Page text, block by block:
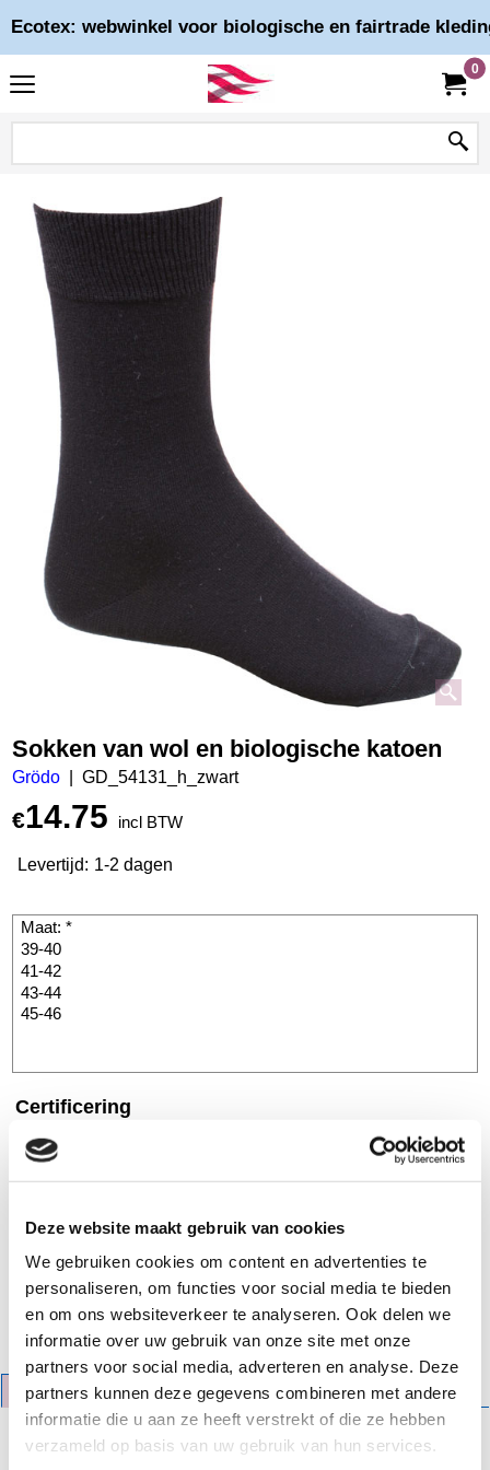
Deze website maakt gebruik van cookies
We gebruiken cookies om content en advertenties te
personaliseren, om functies voor social media te bieden
en om ons websiteverkeer te analyseren. Ook delen we
informatie over uw gebruik van onze site met onze
partners voor social media, adverteren en analyse. Deze
partners kunnen deze gegevens combineren met andere
informatie die u aan ze heeft verstrekt of die ze hebben
verzameld op basis van uw gebruik van hun services.
Ecotex: webwinkel voor biologische en fairtrade
0
Sokken van wol en biologische katoen
Grödo GD_54131_h_zwart
€14.75 incl BTW
Levertijd: 1-2 dagen
Certificering
Oeko-Tex 100
Duitsland
paar Bestel
Beschrijving Specificaties
Zwarte herensokken van wol en